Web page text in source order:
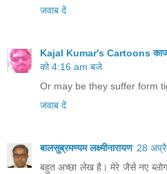
जवाब दें
Kajal Kumar's Cartoons
को 4:16 am बजे
Or may be they suffer form
जवाब दें
बालसुब्रमण्यम लक्ष्मीनारायण 28
बहुत अच्छा लेख है। मेरे जैसे नए